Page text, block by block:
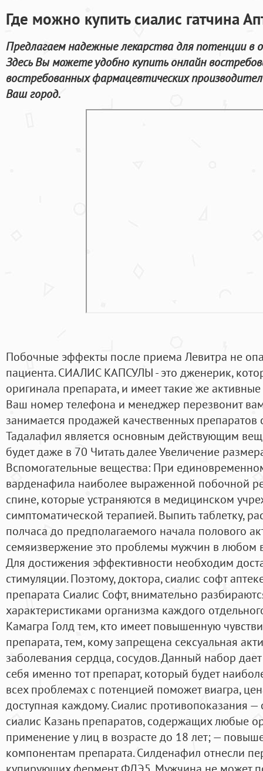
Где можно купить сиалис гатчина
Предлагаем надежные лекарства для потенции в
Здесь Вы можете удобно купить онлайн
востребованных фармацевтических
Ваш город.
Побочные эффекты после приема Левитра не
пациента. СИАЛИС КАПСУЛЫ - это дженерик,
оригинала препарата, и имеет такие же активные
Ваш номер телефона и менеджер перезвонит
занимается продажей качественных
Тадалафил является основным действующим
будет даже в 70 Читать далее Увеличение
Вспомогательные вещества: При
варденафила наиболее выраженной побочной
спине, которые устраняются в медицинском
симптоматической терапией. Выпить таблетку,
полчаса до предполагаемого начала полового
семяизвержение это проблемы мужчин в любом
Для достижения эффективности необходим
стимуляции. Поэтому, доктора, сиалис софт
препарата Сиалис Софт, внимательно
характеристиками организма каждого
Камагра Голд тем, кто имеет повышенную
препарата, тем, кому запрещена сексуальная
заболевания сердца, сосудов. Данный набор
себя именно тот препарат, который будет
всех проблемах с потенцией поможет виагра,
доступная каждому. Сиалис противопоказания
сиалис Казань препаратов, содержащих любые
применение у лиц в возрасте до 18 лет; —
компонентам препарата. Силденафил отнесли